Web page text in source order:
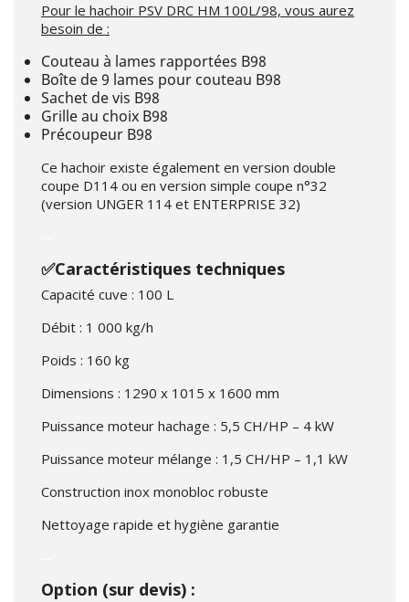
Pour le hachoir PSV DRC HM 100L/98, vous aurez
besoin de :
Couteau à lames rapportées B98
Boîte de 9 lames pour couteau B98
Sachet de vis B98
Grille au choix B98
Précoupeur B98
Ce hachoir existe également en version double
coupe D114 ou en version simple coupe n°32
(version UNGER 114 et ENTERPRISE 32)
✅Caractéristiques techniques
Capacité cuve : 100 L
Débit : 1 000 kg/h
Poids : 160 kg
Dimensions : 1290 x 1015 x 1600 mm
Puissance moteur hachage : 5,5 CH/HP – 4 kW
Puissance moteur mélange : 1,5 CH/HP – 1,1 kW
Construction inox monobloc robuste
Nettoyage rapide et hygiène garantie
Option (sur devis) :